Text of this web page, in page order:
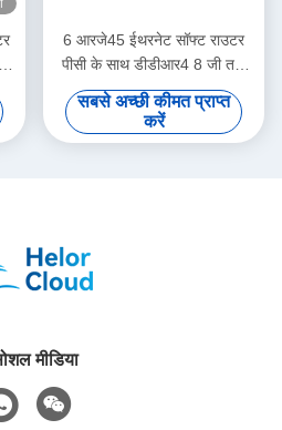
6 आरजे45 ईथरनेट सॉफ्ट राउटर
पीसी के साथ डीडीआर4 8 जी तक
और इंटेल सेलेरोन 3865U प्रोसेसर
सबसे अच्छी कीमत प्राप्त
करें
मीडिया